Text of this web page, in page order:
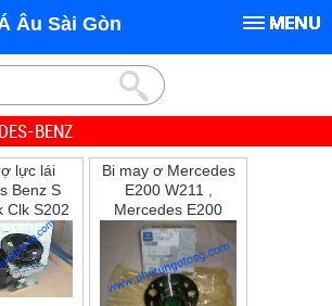
Âu Sài Gòn
BENZ
lực lái
Benz S
Clk S202
S210
Bi may ơ Mercedes
E200 W211 ,
Mercedes E200
,E240 ,E280